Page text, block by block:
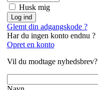
Husk mig
Glemt din adgangskode ?
Har du ingen konto endnu ?
Opret en konto
Vil du modtage nyhedsbrev?